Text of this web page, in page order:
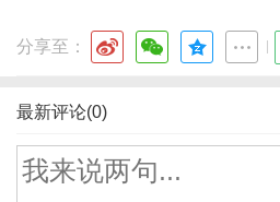
分享至：
最新评论(0)